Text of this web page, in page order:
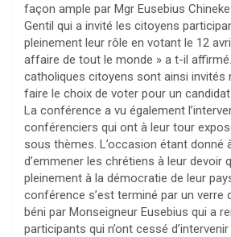
façon ample par Mgr Eusebius
Gentil qui a invité les citoyens
pleinement leur rôle en votant le 12
affaire de tout le monde » a t-il
catholiques citoyens sont ainsi invités
faire le choix de voter pour un candidat
La conférence a vu également
conférenciers qui ont à leur tour
sous thèmes. L’occasion étant donné
d’emmener les chrétiens à leur devoir
pleinement à la démocratie de leur
conférence s’est terminé par un verre
béni par Monseigneur Eusebius qui a
participants qui n’ont cessé